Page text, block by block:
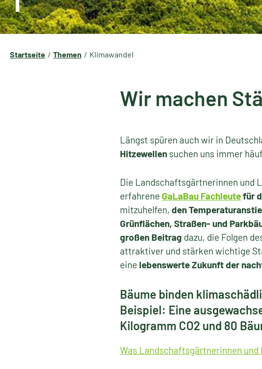
Startseite Themen Klimawandel
Wir machen
Längst spüren auch wir in
Hitzewellen suchen uns immer
Die Landschaftsgärtnerinnen und
erfahrene GaLaBau Fachleutefür
mitzuhelfen, den
Grünflächen, Straßen- und
großen Beitrag dazu, die Folgen
attraktiver und stärken wichtige
eine lebenswerte Zukunft der
Bäume binden
Beispiel: Eine
Kilogramm CO2 und 80
Was Landschaftsgärtnerinnen